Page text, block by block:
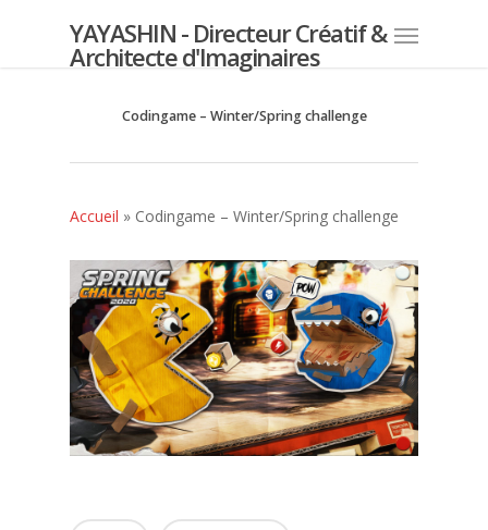
YAYASHIN - Directeur Créatif &
Architecte d'Imaginaires
Codingame – Winter/Spring challenge
Accueil » Codingame – Winter/Spring challenge